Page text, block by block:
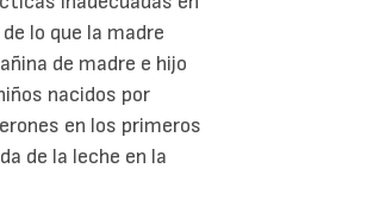
lo que la madre
de madre e hijo
nacidos por
en los primeros
de la leche en la